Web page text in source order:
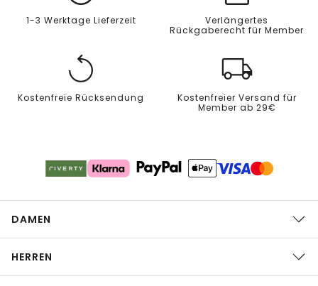
1-3 Werktage Lieferzeit
Verlängertes
Rückgaberecht für Member
Kostenfreie Rücksendung
Kostenfreier Versand für
Member ab 29€
DAMEN
HERREN